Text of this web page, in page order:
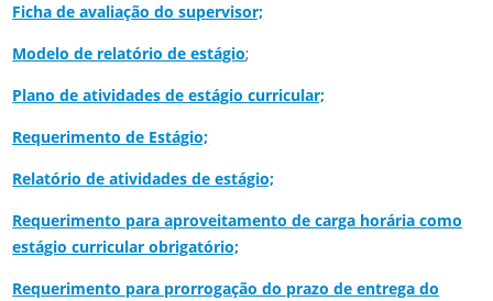
Ficha de avaliação do supervisor;
Modelo de relatório de estágio;
Plano de atividades de estágio curricular;
Requerimento de Estágio;
Relatório de atividades de estágio;
Requerimento para aproveitamento de carga horária como
estágio curricular obrigatório;
Requerimento para prorrogação do prazo de entrega do